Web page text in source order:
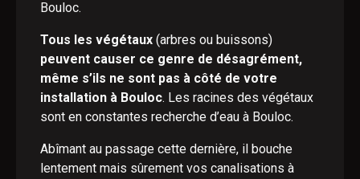
Bouloc.
Tous les végétaux (arbres ou buissons)
peuvent causer ce genre de désagrément,
même s’ils ne sont pas à côté de votre
installation à Bouloc. Les racines des végétaux
sont en constantes recherche d’eau à Bouloc.
Abîmant au passage cette dernière, il bouche
lentement mais sûrement vos canalisations à